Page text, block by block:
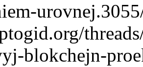
blokchejn-